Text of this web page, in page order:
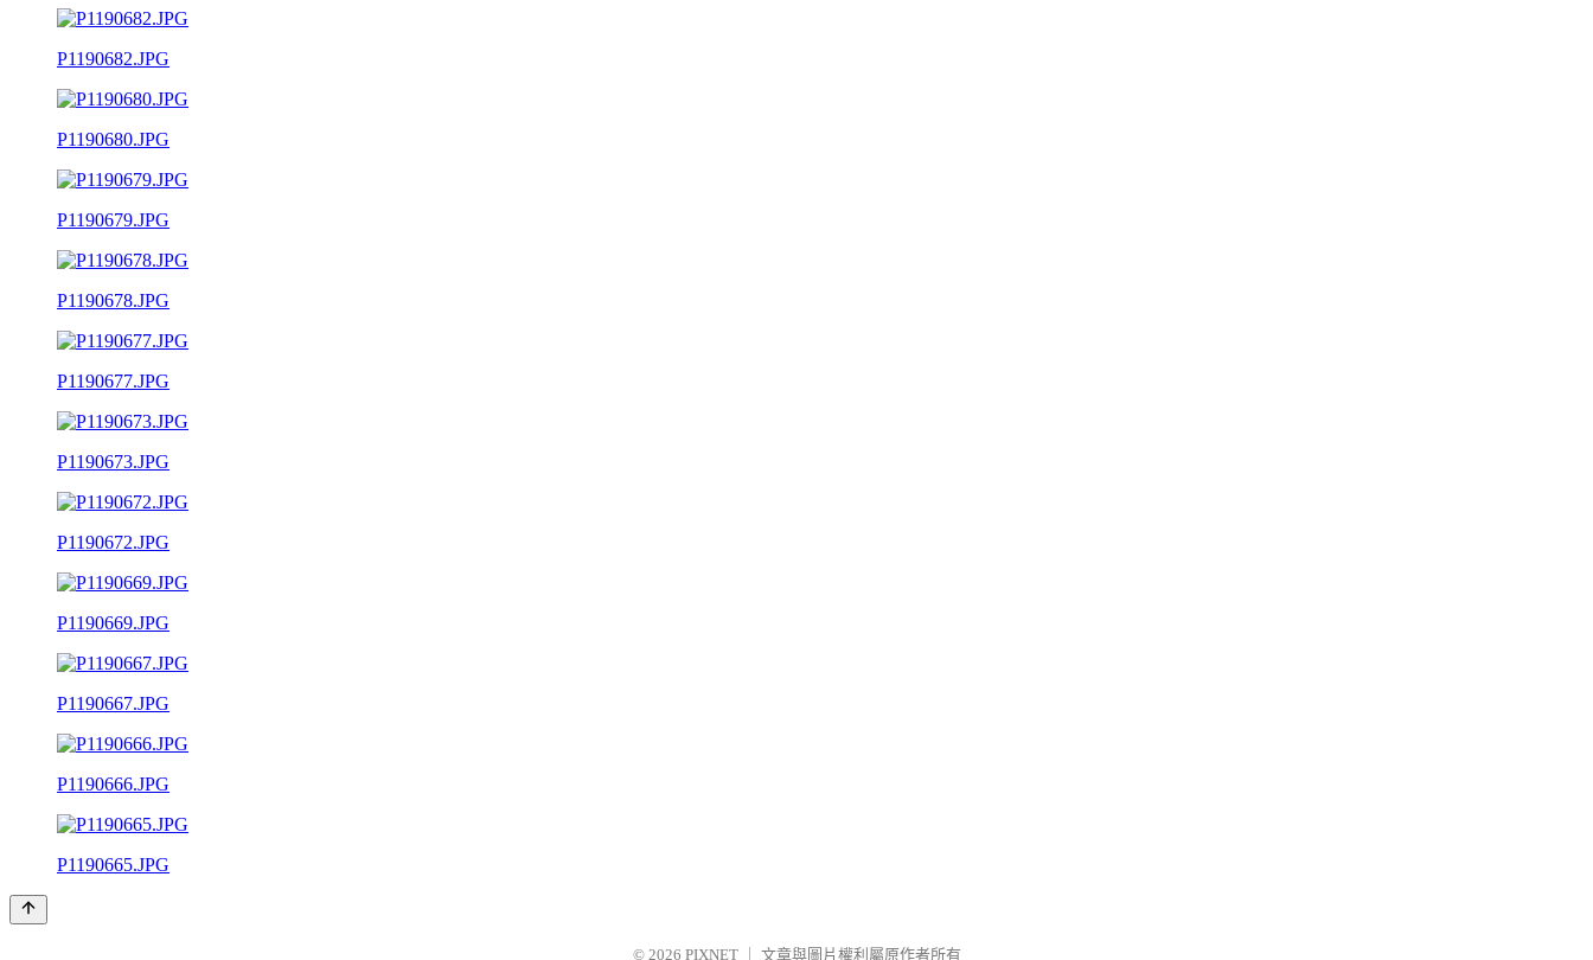
P1190682.JPG
P1190680.JPG
P1190679.JPG
P1190678.JPG
P1190677.JPG
P1190673.JPG
P1190672.JPG
P1190669.JPG
P1190667.JPG
P1190666.JPG
P1190665.JPG
© 2026 PIXNET 文章與圖片權利屬原作者所有